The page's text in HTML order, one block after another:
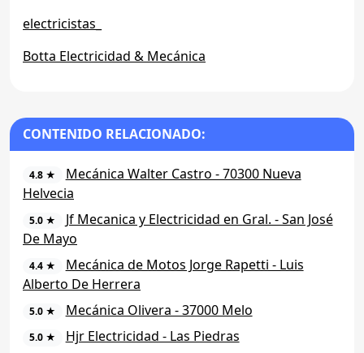
electricistas_
Botta Electricidad & Mecánica
CONTENIDO RELACIONADO:
4.8 ★
Mecánica Walter Castro - 70300 Nueva
Helvecia
5.0 ★
Jf Mecanica y Electricidad en Gral. - San José
De Mayo
4.4 ★
Mecánica de Motos Jorge Rapetti - Luis
Alberto De Herrera
5.0 ★ Mecánica Olivera - 37000 Melo
5.0 ★ Hjr Electricidad - Las Piedras